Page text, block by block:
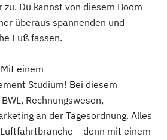
Du kannst von diesem Boom
überaus spannenden und
Fuß fassen.
einem
Studium! Bei diesem
Rechnungswesen,
an der Tagesordnung. Alles
– denn mit einem